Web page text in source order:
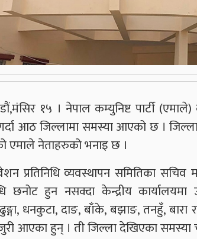
१५ । नेपाल कम्युनिष्ट पार्टी
आठ जिल्लामा समस्या आएको छ ।
एमाले नेताहरुको भनाइ छ ।
प्रतिनिधि व्यवस्थापन समितिका
छनोट हुन नसक्दा केन्द्रीय
धनकुटा, दाङ, बाँके, बझाङ, तनहुँ, बारा
आएका हुन् । ती जिल्ला देखिएका समस्या